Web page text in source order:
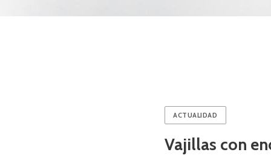
ACTUALIDAD
Vajillas con